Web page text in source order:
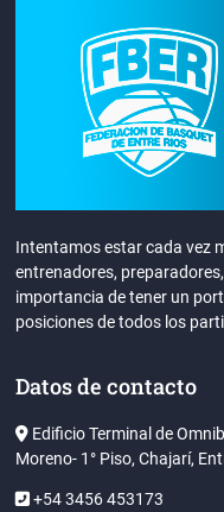
Intentamos estar cada vez
entrenadores,
importancia de tener un
posiciones de todos los
Datos de contacto
Edificio Terminal de
Moreno- 1° Piso, Chajarí,
+54 3456 453173